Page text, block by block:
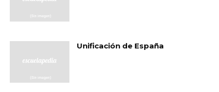
Unificación de España